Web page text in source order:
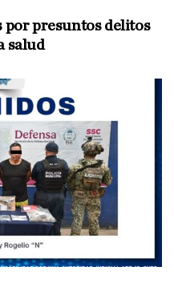
por presuntos delitos
salud